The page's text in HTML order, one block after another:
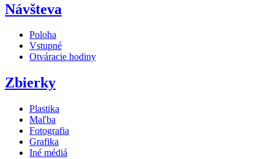
Návšteva
Poloha
Vstupné
Otváracie hodiny
Zbierky
Plastika
Maľba
Fotografia
Grafika
Iné médiá